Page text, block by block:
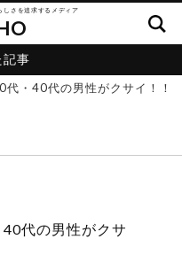
しさを追求するメディア
記事
・40代の男性がクサイ！！
代の男性がクサ